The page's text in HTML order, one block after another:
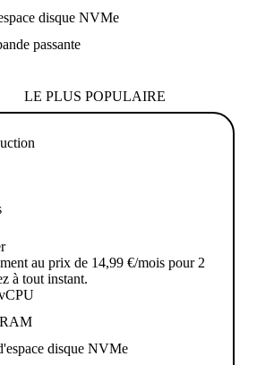
disque NVMe
passante
LE PLUS POPULAIRE
au prix de 14,99 €/mois pour 2
à tout instant.
disque NVMe